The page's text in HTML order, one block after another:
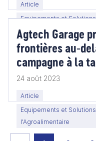
Article
Equipements et
l'Agroalimentaire
Agtech Garage
frontières au-
campagne à la
24 août 2023
Article
Equipements et
l'Agroalimentaire